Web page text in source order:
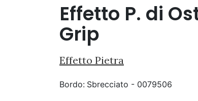
Effetto P. di
Grip
Effetto Pietra
Bordo: Sbrecciato - 0079506